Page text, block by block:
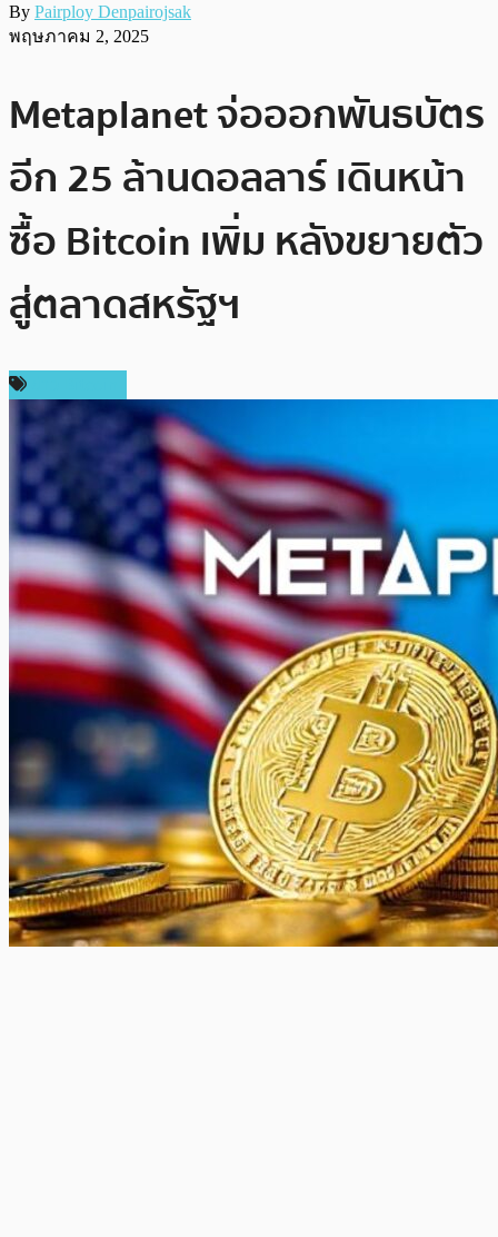
By Pairploy Denpairojsak
พฤษภาคม 2, 2025
Metaplanet จ่อออกพันธบัตร
อีก 25 ล้านดอลลาร์ เดินหน้า
ซื้อ Bitcoin เพิ่ม หลังขยายตัว
สู่ตลาดสหรัฐฯ